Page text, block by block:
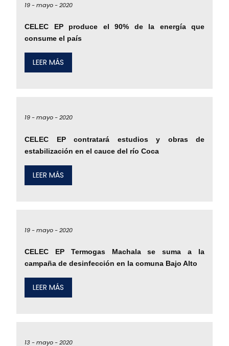
19 -mayo -2020
CELEC EP produce el 90% de la energía que
consume el país
LEER MÁS
19 -mayo -2020
CELEC EP contratará estudios y obras de
estabilización en el cauce del río Coca
LEER MÁS
19 -mayo -2020
CELEC EP Termogas Machala se suma a la
campaña de desinfección en la comuna Bajo Alto
LEER MÁS
13 -mayo -2020